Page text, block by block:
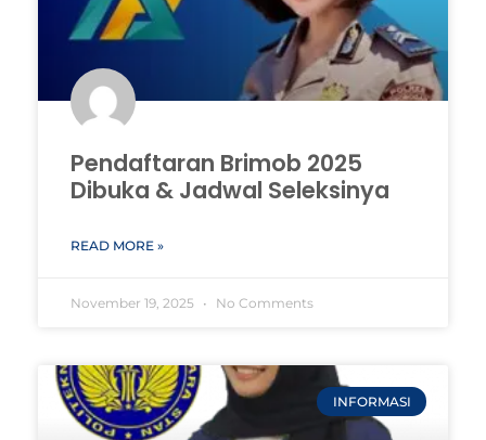
Pendaftaran Brimob 2025
Dibuka & Jadwal Seleksinya
READ MORE »
November 19, 2025 No Comments
INFORMASI